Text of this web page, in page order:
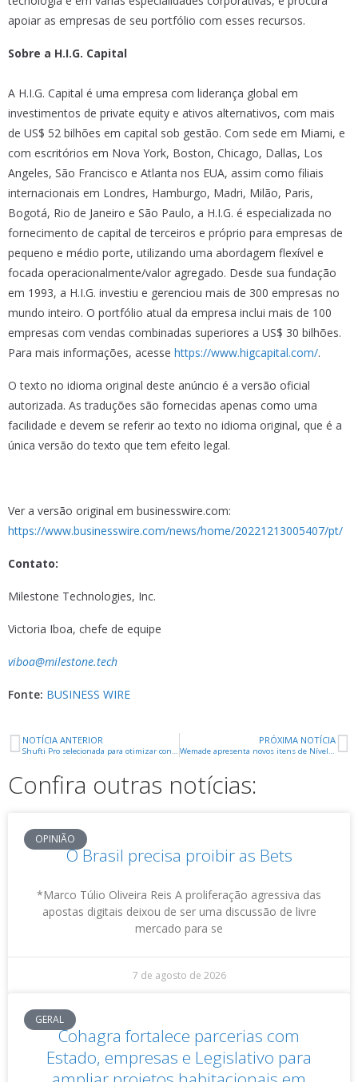
apoiar as empresas de seu portfólio com esses recursos.
Sobre a H.I.G. Capital
A H.I.G. Capital é uma empresa com liderança global em
investimentos de private equity e ativos alternativos, com mais
de US$ 52 bilhões em capital sob gestão. Com sede em Miami, e
com escritórios em Nova York, Boston, Chicago, Dallas, Los
Angeles, São Francisco e Atlanta nos EUA, assim como filiais
internacionais em Londres, Hamburgo, Madri, Milão, Paris,
Bogotá, Rio de Janeiro e São Paulo, a H.I.G. é especializada no
fornecimento de capital de terceiros e próprio para empresas de
pequeno e médio porte, utilizando uma abordagem flexível e
focada operacionalmente/valor agregado. Desde sua fundação
em 1993, a H.I.G. investiu e gerenciou mais de 300 empresas no
mundo inteiro. O portfólio atual da empresa inclui mais de 100
empresas com vendas combinadas superiores a US$ 30 bilhões.
Para mais informações, acesse https://www.higcapital.com/.
O texto no idioma original deste anúncio é a versão oficial
autorizada. As traduções são fornecidas apenas como uma
facilidade e devem se referir ao texto no idioma original, que é a
única versão do texto que tem efeito legal.
Ver a versão original em businesswire.com:
https://www.businesswire.com/news/home/20221213005407/pt/
Contato:
Milestone Technologies, Inc.
Victoria Iboa, chefe de equipe
viboa@milestone.tech
Fonte: BUSINESS WIRE
NOTÍCIA ANTERIOR
Shufti Pro selecionada para otimizar conformidade de KYC para LMG Gaming em Porto Rico
PRÓXIMA NOTÍCIA
Wemade apresenta novos itens de Nível II no MIR4
Confira outras notícias:
OPINIÃO
O Brasil precisa proibir as Bets
*Marco Túlio Oliveira Reis A proliferação agressiva das
apostas digitais deixou de ser uma discussão de livre
mercado para se
7 de agosto de 2026
GERAL
Cohagra fortalece parcerias com
Estado, empresas e Legislativo para